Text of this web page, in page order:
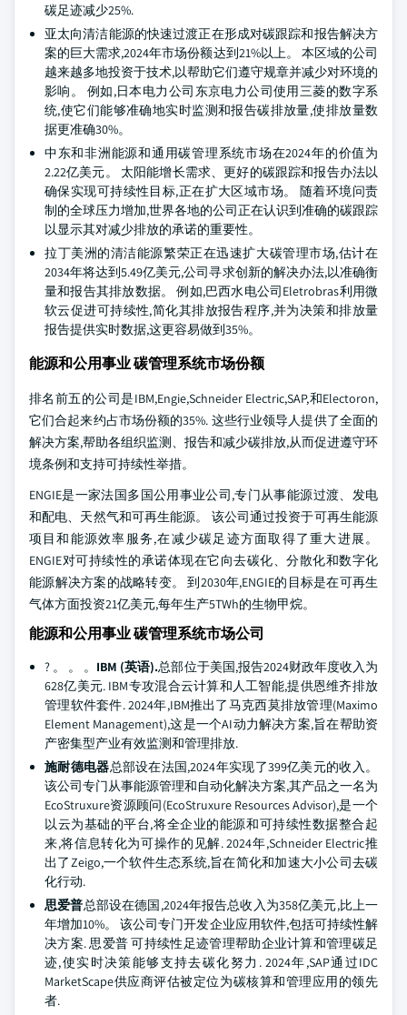
碳足迹减少25%.
亚太向清洁能源的快速过渡正在形成对碳跟踪和报告解决方
案的巨大需求,2024年市场份额达到21%以上。 本区域的公司
越来越多地投资于技术,以帮助它们遵守规章并减少对环境的
影响。 例如,日本电力公司东京电力公司使用三菱的数字系
统,使它们能够准确地实时监测和报告碳排放量,使排放量数
据更准确30%。
中东和非洲能源和通用碳管理系统市场在2024年的价值为
2.22亿美元。 太阳能增长需求、更好的碳跟踪和报告办法以
确保实现可持续性目标,正在扩大区域市场。 随着环境问责
制的全球压力增加,世界各地的公司正在认识到准确的碳跟踪
以显示其对减少排放的承诺的重要性。
拉丁美洲的清洁能源繁荣正在迅速扩大碳管理市场,估计在
2034年将达到5.49亿美元,公司寻求创新的解决办法,以准确衡
量和报告其排放数据。 例如,巴西水电公司Eletrobras利用微
软云促进可持续性,简化其排放报告程序,并为决策和排放量
报告提供实时数据,这更容易做到35%。
能源和公用事业 碳管理系统市场份额
排名前五的公司是IBM,Engie,Schneider Electric,SAP,和Electoron,
它们合起来约占市场份额的35%. 这些行业领导人提供了全面的
解决方案,帮助各组织监测、报告和减少碳排放,从而促进遵守环
境条例和支持可持续性举措。
ENGIE是一家法国多国公用事业公司,专门从事能源过渡、发电
和配电、天然气和可再生能源。 该公司通过投资于可再生能源
项目和能源效率服务,在减少碳足迹方面取得了重大进展。
ENGIE对可持续性的承诺体现在它向去碳化、分散化和数字化
能源解决方案的战略转变。 到2030年,ENGIE的目标是在可再生
气体方面投资21亿美元,每年生产5TWh的生物甲烷。
能源和公用事业 碳管理系统市场公司
? 。 。 。 IBM (英语).总部位于美国,报告2024财政年度收入为
628亿美元. IBM专攻混合云计算和人工智能,提供恩维齐排放
管理软件套件. 2024年,IBM推出了马克西莫排放管理(Maximo
Element Management),这是一个AI动力解决方案,旨在帮助资
产密集型产业有效监测和管理排放.
施耐德电器总部设在法国,2024年实现了399亿美元的收入。
该公司专门从事能源管理和自动化解决方案,其产品之一名为
EcoStruxure资源顾问(EcoStruxure Resources Advisor),是一个
以云为基础的平台,将全企业的能源和可持续性数据整合起
来,将信息转化为可操作的见解. 2024年,Schneider Electric推
出了Zeigo,一个软件生态系统,旨在简化和加速大小公司去碳
化行动.
思爱普总部设在德国,2024年报告总收入为358亿美元,比上一
年增加10%。 该公司专门开发企业应用软件,包括可持续性解
决方案. 思爱普 可持续性足迹管理帮助企业计算和管理碳足
迹,使实时决策能够支持去碳化努力. 2024年,SAP通过IDC
MarketScape供应商评估被定位为碳核算和管理应用的领先
者.